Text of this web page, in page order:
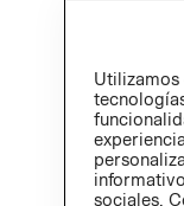
sociales.